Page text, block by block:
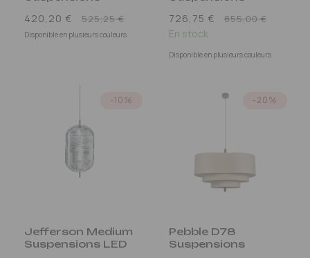
420,20 € 525,25 €
promotionnel
Disponible en plusieurs couleurs
726,75 € 855,00 €
En stock
Disponible en plusieurs couleurs
-10%
Jefferson Medium
Suspensions LED
-20%
Pebble D78
Suspensions